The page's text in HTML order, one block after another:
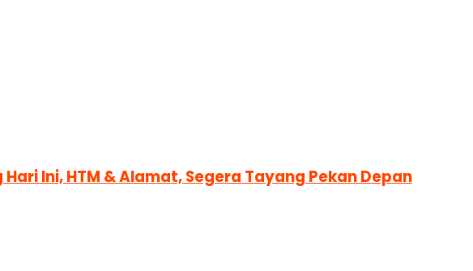
Ini, HTM & Alamat, Segera Tayang Pekan Depan